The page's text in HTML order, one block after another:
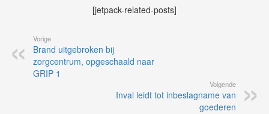
[jetpack-related-posts]
Vorige
Brand uitgebroken bij
zorgcentrum, opgeschaald naar
GRIP 1
Volgende
Inval leidt tot inbeslagname van
goederen